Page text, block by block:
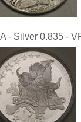
- Silver 0.835 -